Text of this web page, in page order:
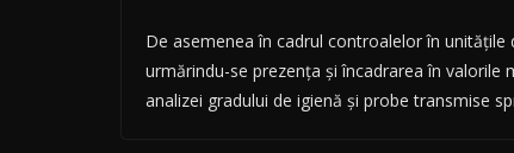
De asemenea în cadrul controalelor în
urmărindu-se prezența și încadrarea în
analizei gradului de igienă și probe transmise